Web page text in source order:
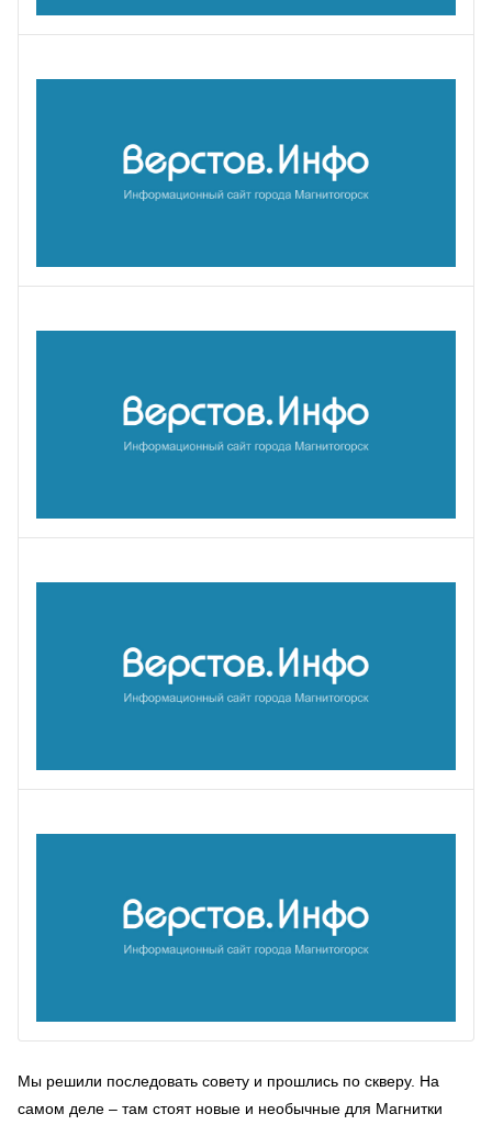
Мы решили последовать совету и прошлись по скверу. На
самом деле – там стоят новые и необычные для Магнитки